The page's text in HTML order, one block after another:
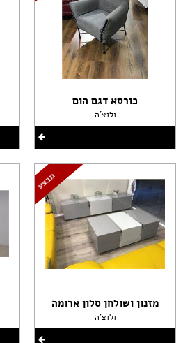
כורסא דגם הום
ולוצ'ה
מזנון ושולחן סלון ארומה
ולוצ'ה